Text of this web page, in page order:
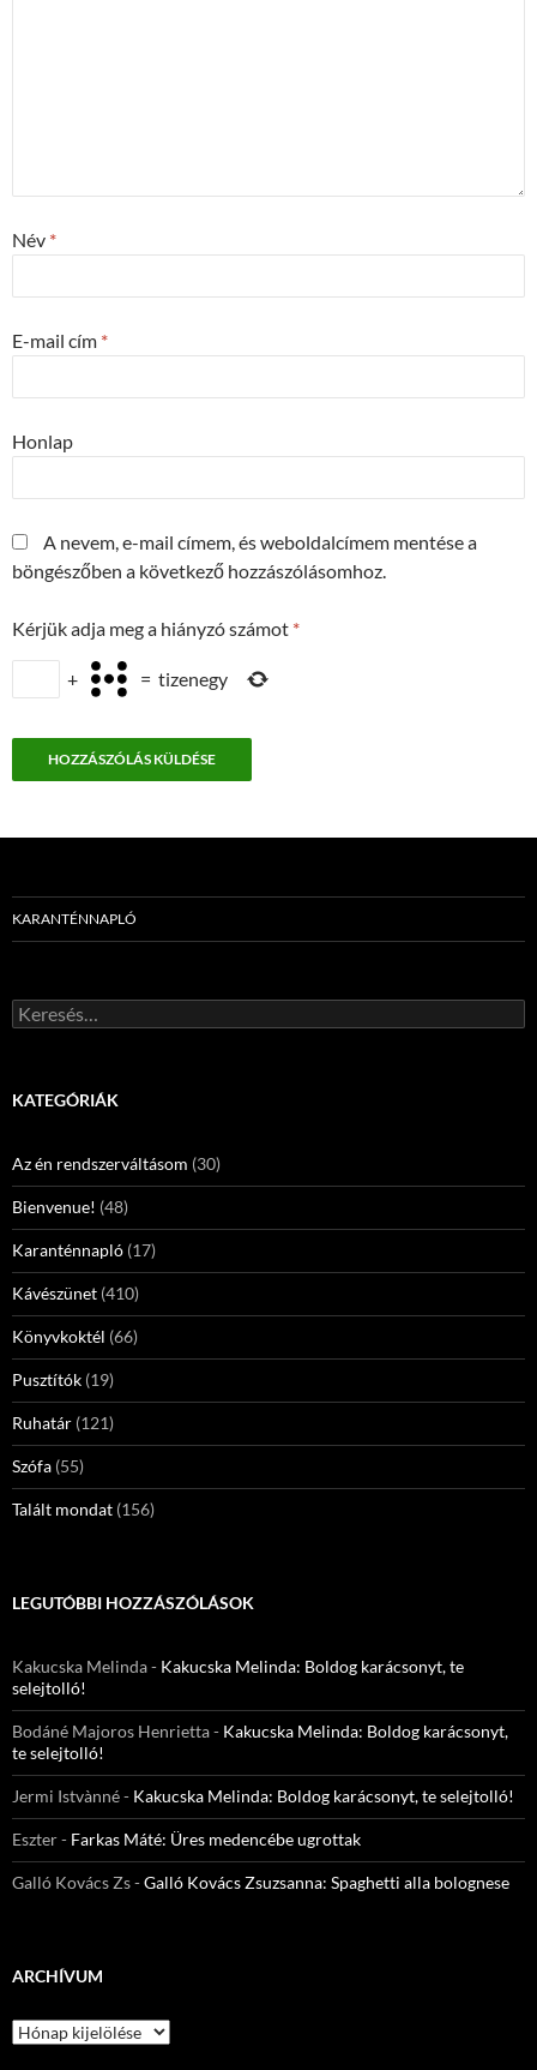
Név *
E-mail cím *
Honlap
A nevem, e-mail címem, és weboldalcímem mentése a
böngészőben a következő hozzászólásomhoz.
Kérjük adja meg a hiányzó számot *
+ = tizenegy
KARANTÉNNAPLÓ
Keresés:
KATEGÓRIÁK
Az én rendszerváltásom (30)
Bienvenue! (48)
Karanténnapló (17)
Kávészünet (410)
Könyvkoktél (66)
Pusztítók (19)
Ruhatár (121)
Szófa (55)
Talált mondat (156)
LEGUTÓBBI HOZZÁSZÓLÁSOK
Kakucska Melinda- Kakucska Melinda: Boldog karácsonyt, te
selejtolló!
Bodáné Majoros Henrietta- Kakucska Melinda: Boldog karácsonyt,
te selejtolló!
Jermi Istvànné- Kakucska Melinda: Boldog karácsonyt, te selejtolló!
Eszter- Farkas Máté: Üres medencébe ugrottak
Galló Kovács Zs-Galló Kovács Zsuzsanna: Spaghetti alla bolognese
ARCHÍVUM
Archívum